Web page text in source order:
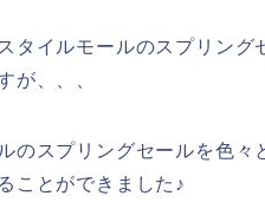
タイルモールのスプリング
が、、、
のスプリングセールを色々
ことができました♪